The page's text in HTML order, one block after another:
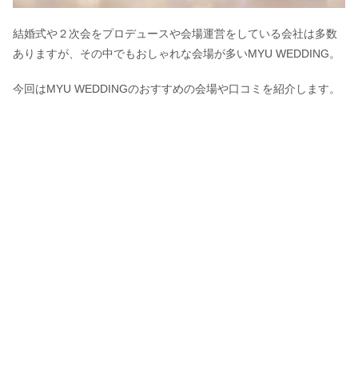
結婚式や２次会をプロデュースや会場運営をしている会社は多数
ありますが、その中でもおしゃれな会場が多いMYU WEDDING。
今回はMYU WEDDINGのおすすめの会場や口コミを紹介します。